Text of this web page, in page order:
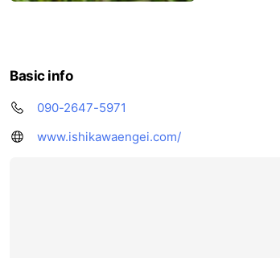
Basic info
090-2647-5971
www.ishikawaengei.com/